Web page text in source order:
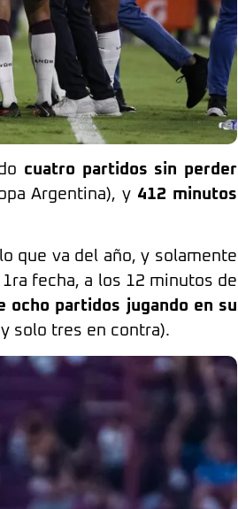
cuatro partidos sin perder
Argentina), y 412 minutos
que va del año, y solamente
fecha, a los 12 minutos de
ocho partidos jugando en su
solo tres en contra).